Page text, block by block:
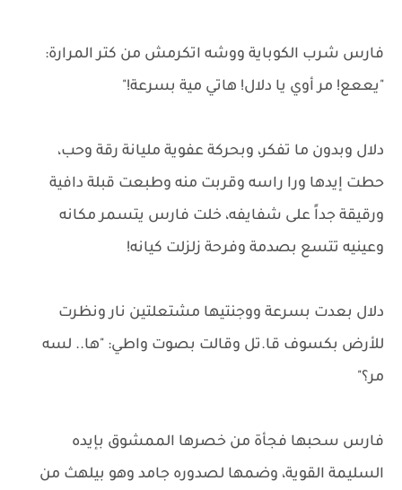
فارس شرب الكوباية ووشه اتكرمش من كتر المرارة:
"يععع! مر أوي يا دلال! هاتي مية بسرعة!"
دلال وبدون ما تفكر، وبحركة عفوية مليانة رقة وحب،
حطت إيدها ورا راسه وقربت منه وطبعت قبلة دافية
ورقيقة جداً على شفايفه، خلت فارس يتسمر مكانه
وعينيه تتسع بصدمة وفرحة زلزلت كيانه!
دلال بعدت بسرعة ووجنتيها مشتعلتين نار ونظرت
للأرض بكسوف قا.تل وقالت بصوت واطي: "ها.. لسه
مر؟"
فارس سحبها فجأة من خصرها الممشوق بإيده
السليمة القوية، وضمها لصدوره جامد وهو بيلهث من